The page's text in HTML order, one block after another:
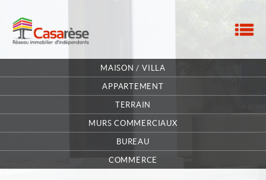
NOUS CONTACTER
MAISON / VILLA
APPARTEMENT
TERRAIN
MURS COMMERCIAUX
BUREAU
COMMERCE